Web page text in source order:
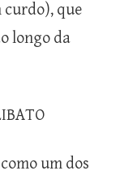
curdo), que
longo da
um dos